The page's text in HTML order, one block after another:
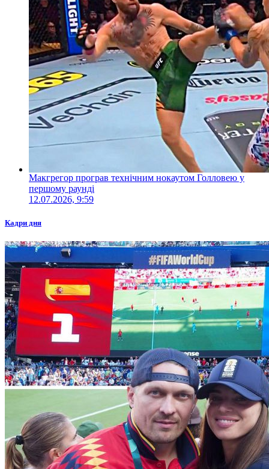
Макгрегор програв технічним нокаутом Голловею у
першому раунді
12.07.2026, 9:59
Кадри дня